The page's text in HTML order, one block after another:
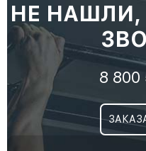
НЕ НАШЛИ,
8 800